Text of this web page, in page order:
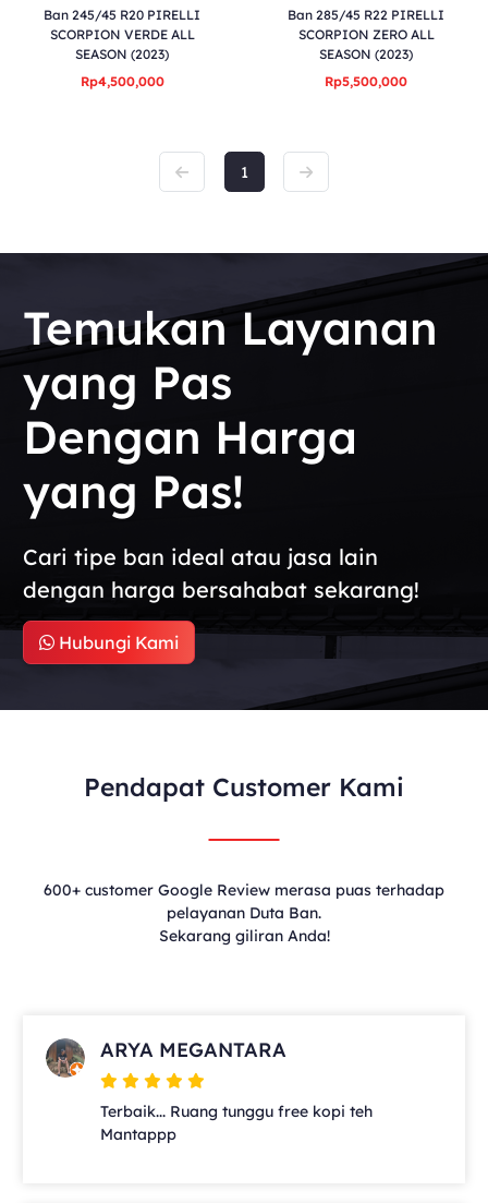
Ban 245/45 R20 PIRELLI
SCORPION VERDE ALL
SEASON (2023)
Rp4,500,000
Ban 285/45 R22 PIRELLI
SCORPION ZERO ALL
SEASON (2023)
Rp5,500,000
1
Temukan Layanan
yang Pas
Dengan Harga
yang Pas!
Cari tipe ban ideal atau jasa lain
dengan harga bersahabat sekarang!
Hubungi Kami
Pendapat Customer Kami
600+ customer Google Review merasa puas terhadap
pelayanan Duta Ban.
Sekarang giliran Anda!
ARYA MEGANTARA
Terbaik... Ruang tunggu free kopi teh
Mantappp